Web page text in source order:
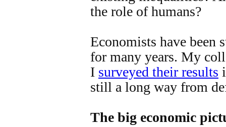
the role of humans?
Economists have been
for many years. My
I surveyed their results
still a long way from
The big economic